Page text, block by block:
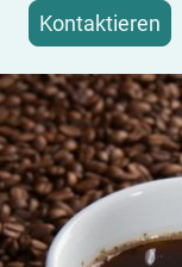
Kontaktieren